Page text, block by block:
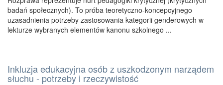
badań społecznych). To próba teoretyczno-koncepcyjnego
uzasadnienia potrzeby zastosowania kategorii genderowych w
lekturze wybranych elementów kanonu szkolnego ...
Inkluzja edukacyjna osób z uszkodzonym narządem
słuchu - potrzeby i rzeczywistość